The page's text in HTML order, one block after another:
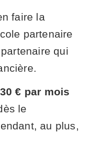
faire la
partenaire
qui
30 € par mois
le
au plus,